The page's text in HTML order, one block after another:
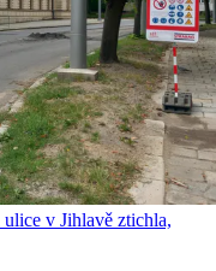
v Jihlavě ztichla,